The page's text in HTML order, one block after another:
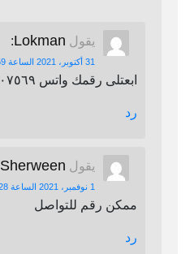
يقول Lokman
:
31 أكتوبر، 2021 الساعة 10:59 م
ابعتلى رقمك واتس ٠١٠٦٨٥٠٧٥٦٩
رد
يقول Sherween
1 نوفمبر، 2021 الساعة 12:28 م
ممكن رقم للتواصل
رد